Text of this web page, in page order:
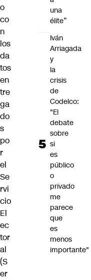
o
co
n
los
da
tos
en
tre
ga
do
s
po
r
el
Se
rvi
cio
El
ec
tor
al
(S
er
una
élite”
Iván
Arriagada
y
la
crisis
de
Codelco:
"El
debate
sobre
si
es
público
o
privado
me
parece
que
es
menos
importante"